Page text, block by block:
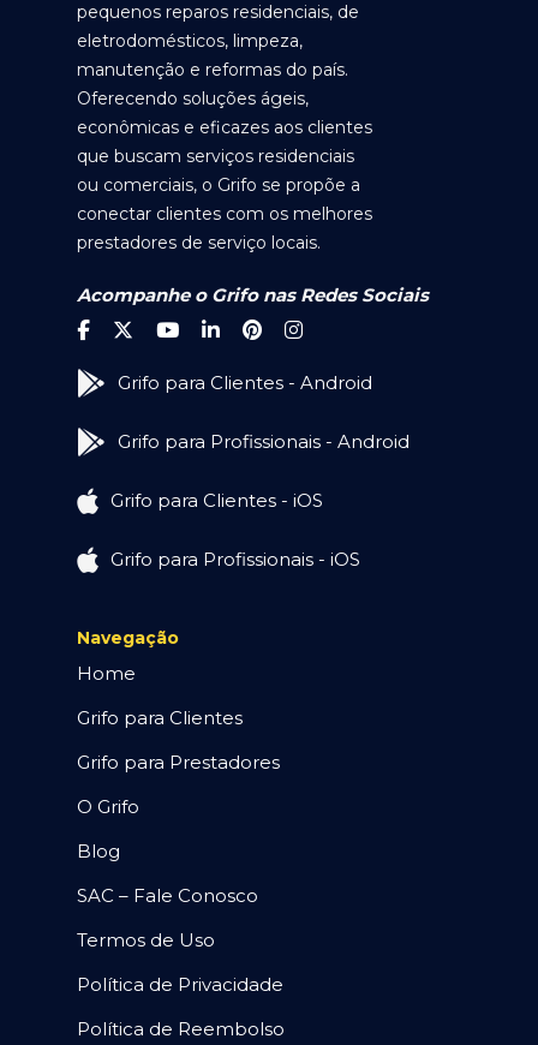
pequenos reparos residenciais, de
eletrodomésticos, limpeza,
manutenção e reformas do país.
Oferecendo soluções ágeis,
econômicas e eficazes aos clientes
que buscam serviços residenciais
ou comerciais, o Grifo se propõe a
conectar clientes com os melhores
prestadores de serviço locais.
Acompanhe o Grifo nas Redes Sociais
Grifo para Clientes - Android
Grifo para Profissionais - Android
Grifo para Clientes - iOS
Grifo para Profissionais - iOS
Navegação
Home
Grifo para Clientes
Grifo para Prestadores
O Grifo
Blog
SAC – Fale Conosco
Termos de Uso
Política de Privacidade
Política de Reembolso